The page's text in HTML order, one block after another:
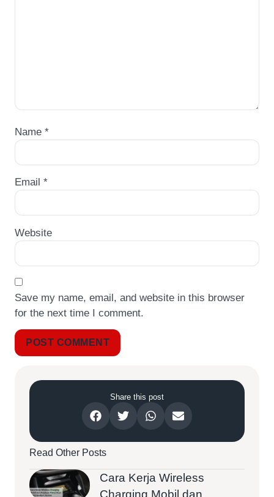
Name *
Email *
Website
Save my name, email, and website in this browser
for the next time I comment.
Read Other Posts
Cara Kerja Wireless
Charging Mobil dan
Share this post